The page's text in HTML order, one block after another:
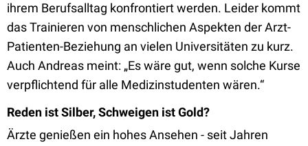
ihrem Berufsalltag konfrontiert werden. Leider kommt
das Trainieren von menschlichen Aspekten der Arzt-
Patienten-Beziehung an vielen Universitäten zu kurz.
Auch Andreas meint: „Es wäre gut, wenn solche Kurse
verpflichtend für alle Medizinstudenten wären.“
Reden ist Silber, Schweigen ist Gold?
Ärzte genießen ein hohes Ansehen - seit Jahren